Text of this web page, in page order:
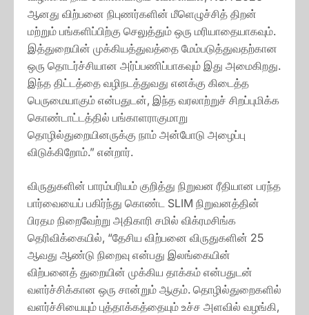
ஆனது விற்பனை நிபுணர்களின் மீளெழுச்சித் திறன்
மற்றும் பங்களிப்பிற்கு செலுத்தும் ஒரு மரியாதையாகவும்.
இத்துறையின் முக்கியத்துவத்தை மேம்படுத்துவதற்கான
ஒரு தொடர்ச்சியான அர்ப்பணிப்பாகவும் இது அமைகிறது.
இந்த திட்டத்தை வழிநடத்துவது எனக்கு கிடைத்த
பெருமையாகும் என்பதுடன், இந்த வரலாற்றுச் சிறப்புமிக்க
கொண்டாட்டத்தில் பங்காளராகுமாறு
தொழில்துறையினருக்கு நாம் அன்போடு அழைப்பு
விடுக்கிறோம்.” என்றார்.
விருதுகளின் பாரம்பரியம் குறித்து நிறுவன ரீதியான பரந்த
பார்வையைப் பகிர்ந்து கொண்ட SLIM நிறுவனத்தின்
பிரதம நிறைவேற்று அதிகாரி சமில் விக்ரமசிங்க
தெரிவிக்கையில், “தேசிய விற்பனை விருதுகளின் 25
ஆவது ஆண்டு நிறைவு என்பது இலங்கையின்
விற்பனைத் துறையின் முக்கிய தாக்கம் என்பதுடன்
வளர்ச்சிக்கான ஒரு சான்றும் ஆகும். தொழில்துறைகளில்
வளர்ச்சியையும் புத்தாக்கத்தையும் உச்ச அளவில் வழங்கி,